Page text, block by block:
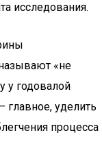
исследования.
«не
у годовалой
главное, уделить
процесса